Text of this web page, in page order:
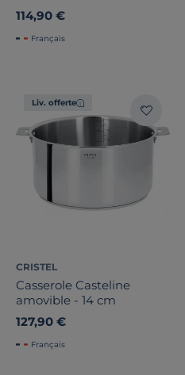
114,90 €
Français
Liv. offerte
CRISTEL
Casserole Casteline
amovible - 14 cm
127,90 €
Français